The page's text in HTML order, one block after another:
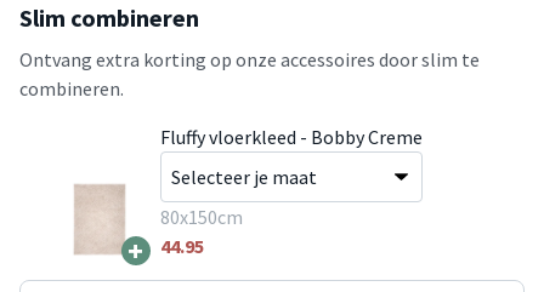
Slim combineren
Ontvang extra korting op onze accessoires door slim te
combineren.
+
Fluffy vloerkleed - Bobby Creme
80x150cm
44.95